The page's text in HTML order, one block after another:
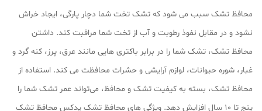
محافظ تشک سبب می‌ شود که تشک تخت شما دچار پارگی، ایجاد خراش
نشود و در مقابل نفوذ رطوبت و آب از تخت شما مراقبت کند. داشتن
محافظ تشک، تشک شما را در برابر باکتری‌ هایی مانند عرق، پرز، کنه گرد و
غبار، شوره حیوانات، لوازم آرایشی و حشرات محافظت می کند. استفاده از
محافظ تشک، بسته به کیفیت تشک و محافظ، می‌تواند عمر تشک شما را
پنج تا 10 سال افزایش دهد. ویژگی های محافظ تشک پدکس محافظ تشک